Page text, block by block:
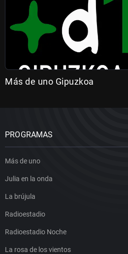
Más de uno Gipuzkoa
PROGRAMAS
Más de uno
Julia en la onda
La brújula
Radioestadio
Radioestadio Noche
La rosa de los vientos